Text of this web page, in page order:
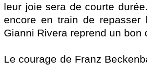
leur joie sera de courte
encore en train de
Gianni Rivera reprend un
Le courage de Franz